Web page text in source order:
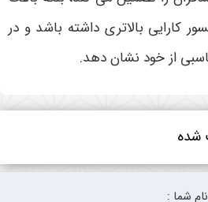
کارایی بالاتری داشته باشد و در
از خود نشان دهد.
شده
نام شما :